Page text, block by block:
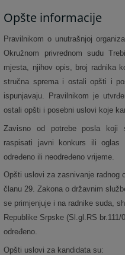
Opšte informacije
Pravilnikom o unutrašnjoj
Okružnom privrednom sudu
mjesta, njihov opis, broj radnika
stručna sprema i ostali opšti i
ispunjavaju. Pravilnikom je
ostali opšti i posebni uslovi koje
Zavisno od potrebe posla koji
raspisati javni konkurs ili oglas
određeno ili neodređeno vrijeme.
Opšti uslovi za zasnivanje radnog
članu 29. Zakona o državnim
se primjenjuje i na radnike suda,
Republike Srpske (Sl.gl.RS
određeno.
Opšti uslovi za kandidata su: